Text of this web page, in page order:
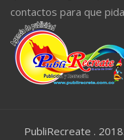
contactos para que
PubliRecreate .